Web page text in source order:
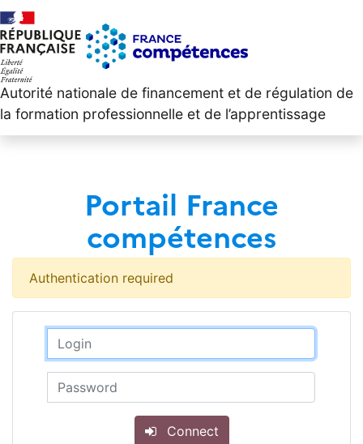
Autorité nationale de financement et de régulation de
la formation professionnelle et de l’apprentissage
Portail France
compétences
Authentication required
Connect